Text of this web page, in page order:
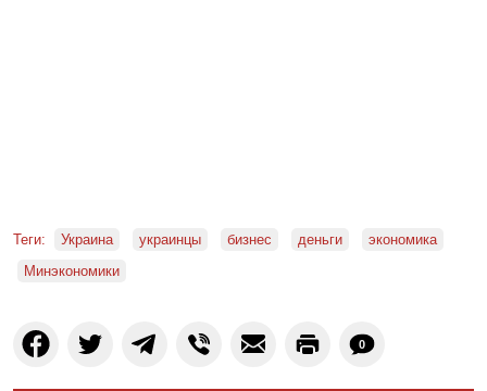
Теги: Украина украинцы бизнес деньги
экономика
Минэкономики
0